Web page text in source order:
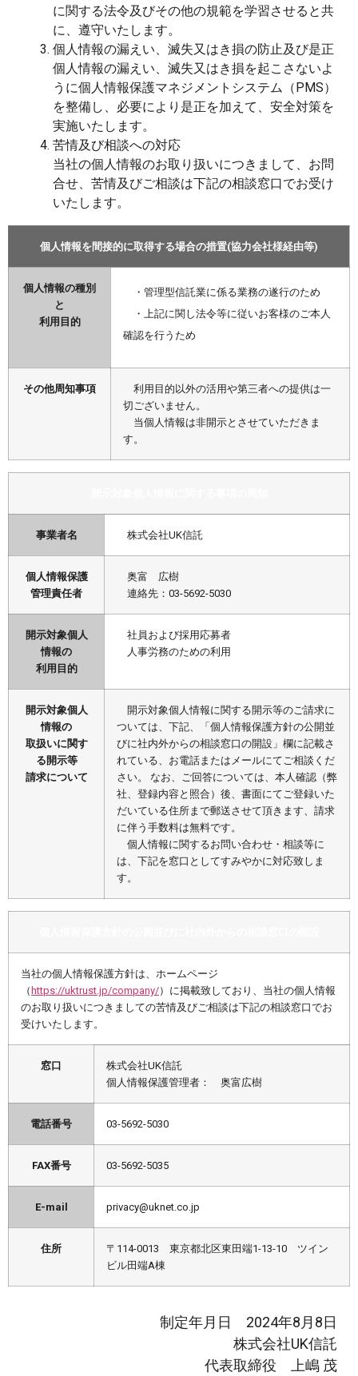
に関する法令及びその他の規範を学習させると共
に、遵守いたします。
個人情報の漏えい、滅失又はき損の防止及び是正
個人情報の漏えい、滅失又はき損を起こさないよ
うに個人情報保護マネジメントシステム（PMS）
を整備し、必要により是正を加えて、安全対策を
実施いたします。
苦情及び相談への対応
当社の個人情報のお取り扱いにつきまして、お問
合せ、苦情及びご相談は下記の相談窓口でお受け
いたします。
個人情報を間接的に取得する場合の措置(協力会社様経由等)
個人情報の種別
と
利用目的
・管理型信託業に係る業務の遂行のため
・上記に関し法令等に従いお客様のご本人
確認を行うため
その他周知事項
利用目的以外の活用や第三者への提供は一
切ございません。
当個人情報は非開示とさせていただきま
す。
事業者名 株式会社UK信託
個人情報保護
管理責任者
奥富 広樹
連絡先：03-5692-5030
開示対象個人
情報の
利用目的
社員および採用応募者
人事労務のための利用
開示対象個人
情報の
取扱いに関す
る開示等
請求について
開示対象個人情報に関する開示等のご請求に
ついては、下記、「個人情報保護方針の公開並
びに社内外からの相談窓口の開設」欄に記載さ
れている、お電話またはメールにてご相談くだ
さい。 なお、ご回答については、本人確認（弊
社、登録内容と照合）後、書面にてご登録いた
だいている住所まで郵送させて頂きます、請求
に伴う手数料は無料です。
個人情報に関するお問い合わせ・相談等に
は、下記を窓口としてすみやかに対応致しま
す。
当社の個人情報保護方針は、ホームページ
（https://uktrust.jp/company/）に掲載致しており、当社の個人情報
のお取り扱いにつきましての苦情及びご相談は下記の相談窓口でお
受けいたします。
窓口
株式会社UK信託
個人情報保護管理者： 奥富広樹
電話番号 03-5692-5030
FAX番号 03-5692-5035
E-mail privacy@uknet.co.jp
住所
〒114-0013 東京都北区東田端1-13-10 ツイン
ビル田端A棟
制定年月日 2024年8月8日
株式会社UK信託
代表取締役 上嶋 茂